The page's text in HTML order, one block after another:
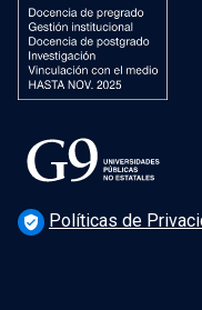
verified_user Políticas de